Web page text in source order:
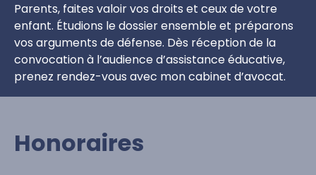
Parents, faites valoir vos droits et ceux de votre
enfant. Étudions le dossier ensemble et préparons
vos arguments de défense. Dès réception de la
convocation à l’audience d’assistance éducative,
prenez rendez-vous avec mon cabinet d’avocat.
Honoraires